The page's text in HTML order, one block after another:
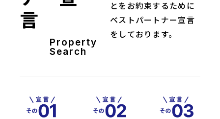
言
Property
Search
とをお約束するために
ベストパートナー宣言
をしております。